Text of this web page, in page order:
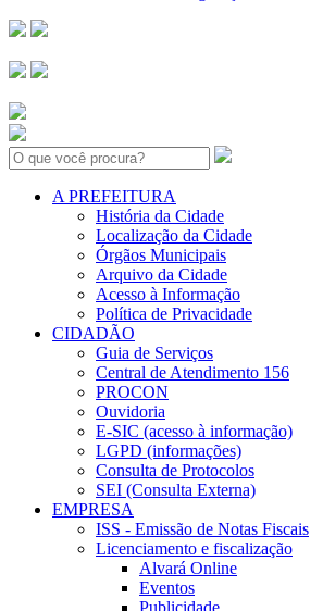
Search:
A PREFEITURA
História da Cidade
Localização da Cidade
Órgãos Municipais
Arquivo da Cidade
Acesso à Informação
Política de Privacidade
CIDADÃO
Guia de Serviços
Central de Atendimento 156
PROCON
Ouvidoria
E-SIC (acesso à informação)
LGPD (informações)
Consulta de Protocolos
SEI (Consulta Externa)
EMPRESA
ISS - Emissão de Notas Fiscais
Licenciamento e fiscalização
Alvará Online
Eventos